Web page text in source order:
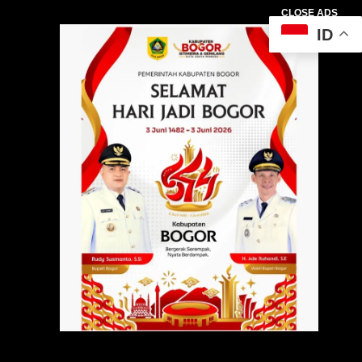
CLOSE ADS
ID